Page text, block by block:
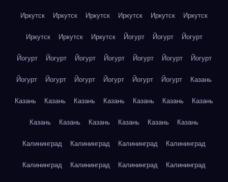
Иркутск Иркутск Иркутск Иркутск Иркутск Иркутск
Иркутск Иркутск Иркутск Йогурт Йогурт Йогурт
Йогурт Йогурт Йогурт Йогурт Йогурт Йогурт Йогурт
Йогурт Йогурт Йогурт Йогурт Йогурт Йогурт Казань
Казань Казань Казань Казань Казань Казань Казань
Казань Казань Казань Казань Казань Казань
Калининград Калининград Калининград Калининград
Калининград Калининград Калининград Калининград